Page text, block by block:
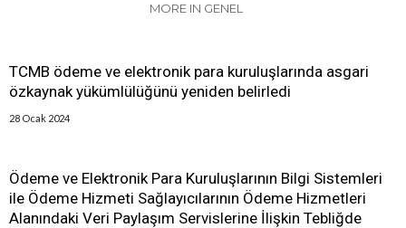
MORE IN GENEL
TCMB ödeme ve elektronik para kuruluşlarında asgari
özkaynak yükümlülüğünü yeniden belirledi
28 Ocak 2024
Ödeme ve Elektronik Para Kuruluşlarının Bilgi Sistemleri
ile Ödeme Hizmeti Sağlayıcılarının Ödeme Hizmetleri
Alanındaki Veri Paylaşım Servislerine İlişkin Tebliğde